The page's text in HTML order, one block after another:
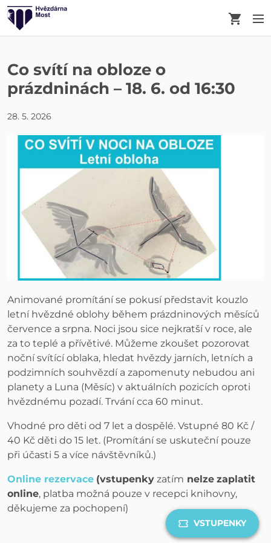
Košík
Co svítí na obloze o
prázdninách – 18. 6. od 16:30
28. 5. 2026
Animované promítání se pokusí představit kouzlo
letní hvězdné oblohy během prázdninových měsíců
července a srpna. Noci jsou sice nejkratší v roce, ale
za to teplé a přívětivé. Můžeme zkoušet pozorovat
noční svítící oblaka, hledat hvězdy jarních, letních a
podzimních souhvězdí a zapomenuty nebudou ani
planety a Luna (Měsíc) v aktuálních pozicích oproti
hvězdnému pozadí. Trvání cca 60 minut.
Vhodné pro děti od 7 let a dospělé. Vstupné 80 Kč /
40 Kč děti do 15 let. (Promítání se uskuteční pouze
při účasti 5 a více návštěvníků.)
Online rezervace (vstupenky zatím nelze zaplatit
online, platba možná pouze v recepci knihovny,
děkujeme za pochopení)
VSTUPENKY